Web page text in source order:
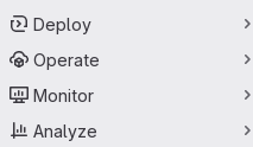
Deploy
Operate
Monitor
Analyze